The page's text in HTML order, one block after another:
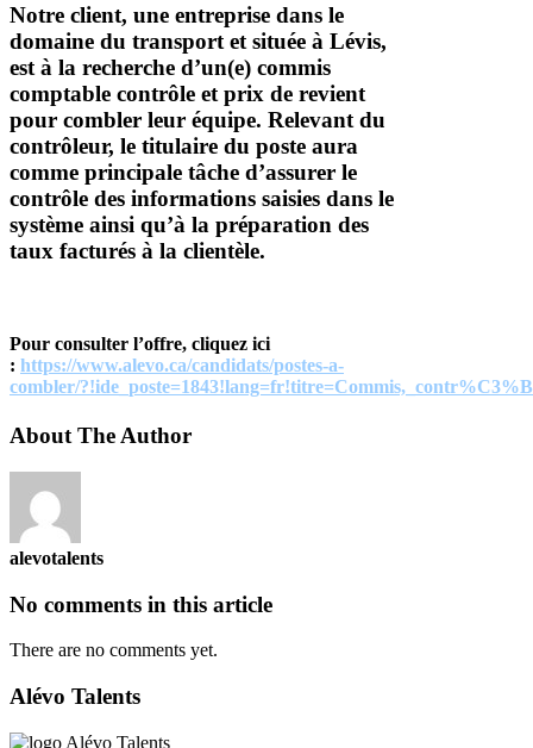
Notre client, une entreprise dans le
domaine du transport et située à Lévis,
est à la recherche d’un(e) commis
comptable contrôle et prix de revient
pour combler leur équipe. Relevant du
contrôleur, le titulaire du poste aura
comme principale tâche d’assurer le
contrôle des informations saisies dans le
système ainsi qu’à la préparation des
taux facturés à la clientèle.
Pour consulter l’offre, cliquez ici
: https://www.alevo.ca/candidats/postes-a-
combler/
About The Author
alevotalents
No comments in this article
There are no comments yet.
Alévo Talents